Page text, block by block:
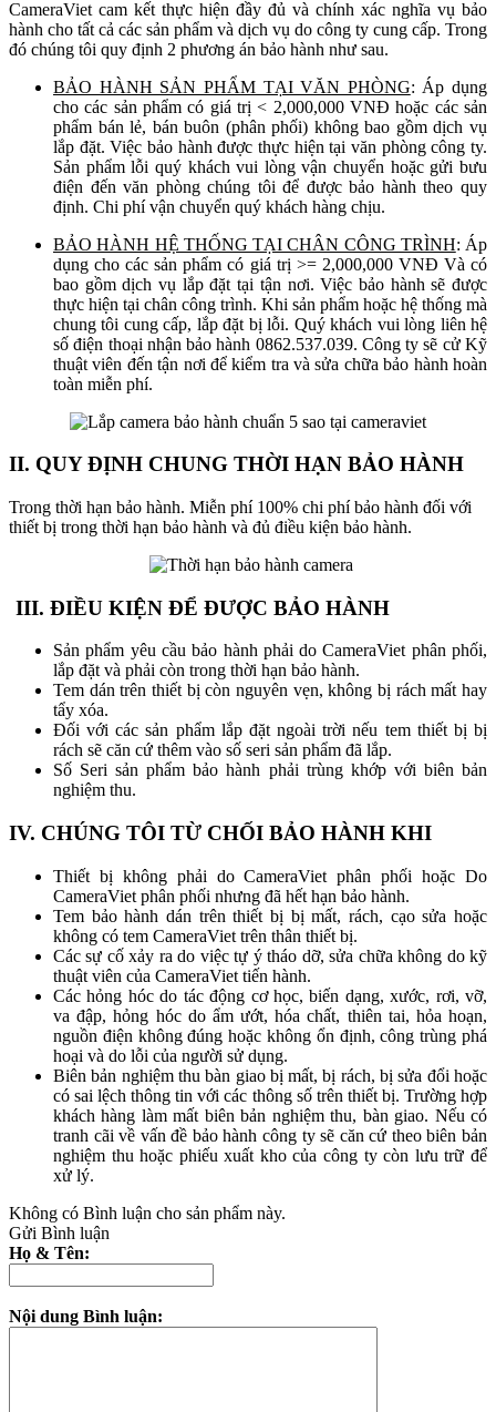
CameraViet cam kết thực hiện đầy đủ và chính xác nghĩa vụ bảo
hành cho tất cả các sản phẩm và dịch vụ do công ty cung cấp. Trong
đó chúng tôi quy định 2 phương án bảo hành như sau.
BẢO HÀNH SẢN PHẨM TẠI VĂN PHÒNG: Áp dụng
cho các sản phẩm có giá trị < 2,000,000 VNĐ hoặc các sản
phẩm bán lẻ, bán buôn (phân phối) không bao gồm dịch vụ
lắp đặt. Việc bảo hành được thực hiện tại văn phòng công ty.
Sản phẩm lỗi quý khách vui lòng vận chuyển hoặc gửi bưu
điện đến văn phòng chúng tôi để được bảo hành theo quy
định. Chi phí vận chuyển quý khách hàng chịu.
BẢO HÀNH HỆ THỐNG TẠI CHÂN CÔNG TRÌNH: Áp
dụng cho các sản phẩm có giá trị >= 2,000,000 VNĐ Và có
bao gồm dịch vụ lắp đặt tại tận nơi. Việc bảo hành sẽ được
thực hiện tại chân công trình. Khi sản phẩm hoặc hệ thống mà
chung tôi cung cấp, lắp đặt bị lỗi. Quý khách vui lòng liên hệ
số điện thoại nhận bảo hành 0862.537.039. Công ty sẽ cử Kỹ
thuật viên đến tận nơi để kiểm tra và sửa chữa bảo hành hoàn
toàn miễn phí.
II. QUY ĐỊNH CHUNG THỜI HẠN BẢO HÀNH
Trong thời hạn bảo hành. Miễn phí 100% chi phí bảo hành đối với
thiết bị trong thời hạn bảo hành và đủ điều kiện bảo hành.
III. ĐIỀU KIỆN ĐỂ ĐƯỢC BẢO HÀNH
Sản phẩm yêu cầu bảo hành phải do CameraViet phân phối,
lắp đặt và phải còn trong thời hạn bảo hành.
Tem dán trên thiết bị còn nguyên vẹn, không bị rách mất hay
tẩy xóa.
Đối với các sản phẩm lắp đặt ngoài trời nếu tem thiết bị bị
rách sẽ căn cứ thêm vào số seri sản phẩm đã lắp.
Số Seri sản phẩm bảo hành phải trùng khớp với biên bản
nghiệm thu.
IV. CHÚNG TÔI TỪ CHỐI BẢO HÀNH KHI
Thiết bị không phải do CameraViet phân phối hoặc Do
CameraViet phân phối nhưng đã hết hạn bảo hành.
Tem bảo hành dán trên thiết bị bị mất, rách, cạo sửa hoặc
không có tem CameraViet trên thân thiết bị.
Các sự cố xảy ra do việc tự ý tháo dỡ, sửa chữa không do kỹ
thuật viên của CameraViet tiến hành.
Các hỏng hóc do tác động cơ học, biến dạng, xước, rơi, vỡ,
va đập, hỏng hóc do ẩm ướt, hóa chất, thiên tai, hỏa hoạn,
nguồn điện không đúng hoặc không ổn định, công trùng phá
hoại và do lỗi của người sử dụng.
Biên bản nghiệm thu bàn giao bị mất, bị rách, bị sửa đổi hoặc
có sai lệch thông tin với các thông số trên thiết bị. Trường hợp
khách hàng làm mất biên bản nghiệm thu, bàn giao. Nếu có
tranh cãi về vấn đề bảo hành công ty sẽ căn cứ theo biên bản
nghiệm thu hoặc phiếu xuất kho của công ty còn lưu trữ để
xử lý.
Không có Bình luận cho sản phẩm này.
Gửi Bình luận
Họ & Tên:
Nội dung Bình luận: